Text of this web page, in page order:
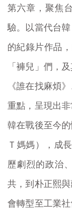
第六章，聚焦
驗。以當代台
的紀錄片作品
「褲兒」們，
《誰在找麻煩
重點，呈現出
韓在戰後至今
Ｔ媽媽），成
歷劇烈的政治
共，到朴正熙
會轉型至工業